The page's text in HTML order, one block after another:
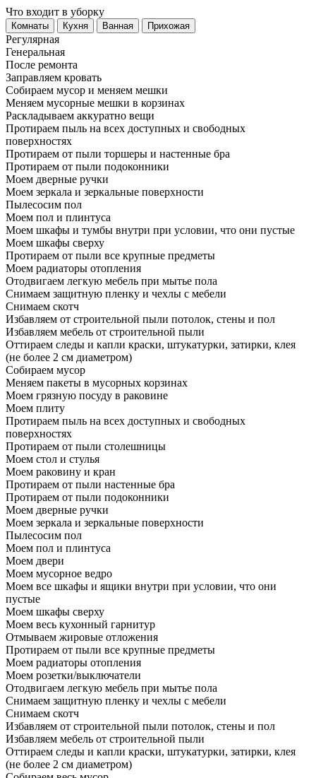
Что входит в уборку
Регу­лярная
Гене­ральная
После ремонта
Заправляем кровать
Собираем мусор и меняем мешки
Меняем мусорные мешки в корзинах
Раскладываем аккуратно вещи
Протираем пыль на всех доступных и свободных
поверхностях
Протираем от пыли торшеры и настенные бра
Протираем от пыли подоконники
Моем дверные ручки
Моем зеркала и зеркальные поверхности
Пылесосим пол
Моем пол и плинтуса
Моем шкафы и тумбы внутри при условии, что они пустые
Моем шкафы сверху
Протираем от пыли все крупные предметы
Моем радиаторы отопления
Отодвигаем легкую мебель при мытье пола
Снимаем защитную пленку и чехлы с мебели
Снимаем скотч
Избавляем от строительной пыли потолок, стены и пол
Избавляем мебель от строительной пыли
Оттираем следы и капли краски, штукатурки, затирки, клея
(не более 2 см диаметром)
Собираем мусор
Меняем пакеты в мусорных корзинах
Моем грязную посуду в раковине
Моем плиту
Протираем пыль на всех доступных и свободных
поверхностях
Протираем от пыли столешницы
Моем стол и стулья
Моем раковину и кран
Протираем от пыли настенные бра
Протираем от пыли подоконники
Моем дверные ручки
Моем зеркала и зеркальные поверхности
Пылесосим пол
Моем пол и плинтуса
Моем двери
Моем мусорное ведро
Моем все шкафы и ящики внутри при условии, что они
пустые
Моем шкафы сверху
Моем весь кухонный гарнитур
Отмываем жировые отложения
Протираем от пыли все крупные предметы
Моем радиаторы отопления
Моем розетки/выключатели
Отодвигаем легкую мебель при мытье пола
Снимаем защитную пленку и чехлы с мебели
Снимаем скотч
Избавляем от строительной пыли потолок, стены и пол
Избавляем мебель от строительной пыли
Оттираем следы и капли краски, штукатурки, затирки, клея
(не более 2 см диаметром)